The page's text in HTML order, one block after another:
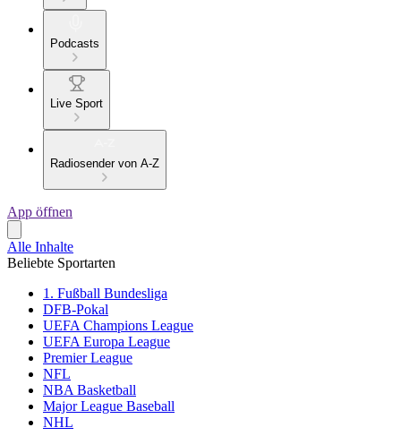
Podcasts
Live Sport
Radiosender von A-Z
App öffnen
Alle Inhalte
Beliebte Sportarten
1. Fußball Bundesliga
DFB-Pokal
UEFA Champions League
UEFA Europa League
Premier League
NFL
NBA Basketball
Major League Baseball
NHL